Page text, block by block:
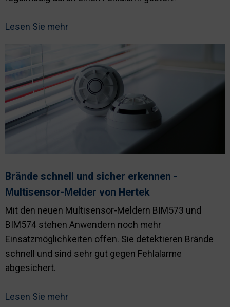
Lesen Sie mehr
Brände schnell und sicher erkennen -
Multisensor-Melder von Hertek
Mit den neuen Multisensor-Meldern BIM573 und
BIM574 stehen Anwendern noch mehr
Einsatzmöglichkeiten offen. Sie detektieren Brände
schnell und sind sehr gut gegen Fehlalarme
abgesichert.
Lesen Sie mehr